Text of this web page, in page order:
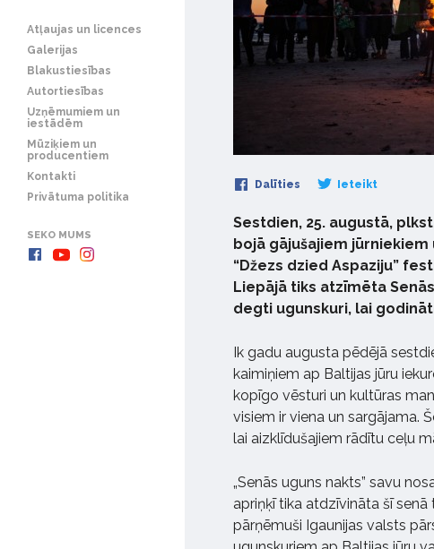
Atļaujas un licences
Galerijas
Blakustiesības
Autortiesības
Uzņēmumiem un
iestādēm
Mūziķiem un
producentiem
Kontakti
Privātuma politika
SEKO MUMS
Dalīties Ieteikt
Sestdien, 25. augustā,
bojā gājušajiem
“Džezs dzied Aspaziju”
Liepājā tiks atzīmēta
degti ugunskuri, lai
Ik gadu augusta pēdējā
kaimiņiem ap Baltijas jūru
kopīgo vēsturi un kultūras
visiem ir viena un sargājama.
lai aizklīdušajiem rādītu ceļu
„Senās uguns nakts” savu
apriņķī tika atdzīvināta šī
pārņēmuši Igaunijas valsts